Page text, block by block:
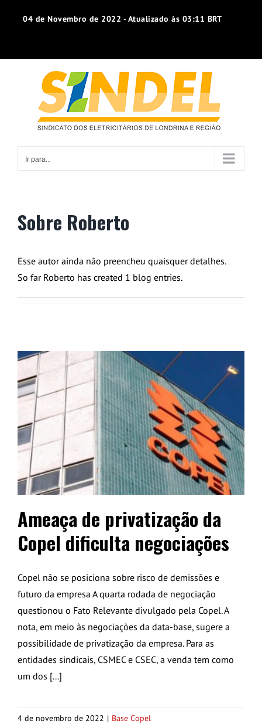
conteúdo
04 de Novembro de 2022 - Atualizado às 03:11 BRT
Ir para...
Sobre Roberto
Esse autor ainda não preencheu quaisquer detalhes.
So far Roberto has created 1 blog entries.
Ameaça de privatização da
Copel dificulta negociações
Copel não se posiciona sobre risco de demissões e
futuro da empresa A quarta rodada de negociação
questionou o Fato Relevante divulgado pela Copel. A
nota, em meio às negociações da data-base, sugere a
possibilidade de privatização da empresa. Para as
entidades sindicais, CSMEC e CSEC, a venda tem como
um dos [...]
4 de novembro de 2022 | Base Copel